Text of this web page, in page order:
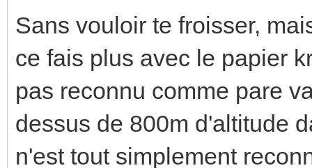
Sans vouloir te froisser,
ce fais plus avec le papier
pas reconnu comme pare
dessus de 800m d'altitude
n'est tout simplement